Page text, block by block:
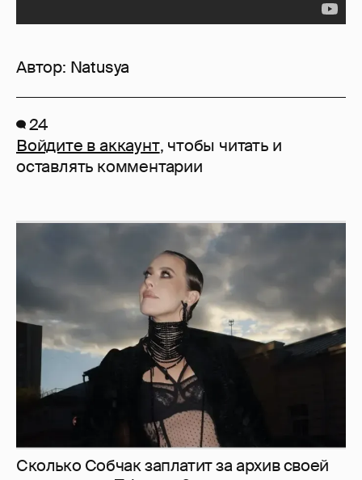
Автор: Natusya
24
Войдите в аккаунт, чтобы читать и
оставлять комментарии
Сколько Собчак заплатит за архив своей